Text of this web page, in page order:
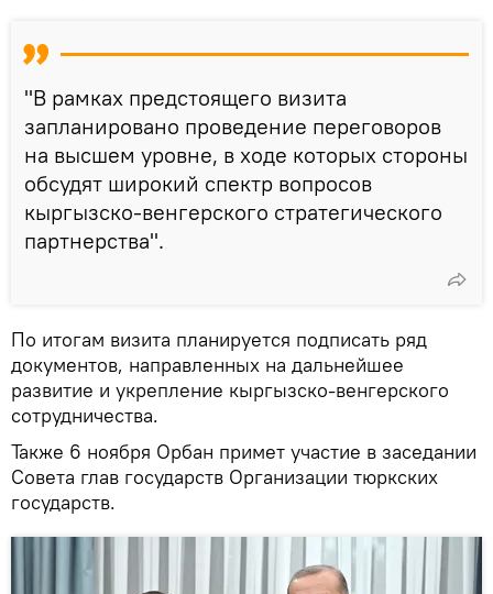
"В рамках предстоящего визита
запланировано проведение переговоров
на высшем уровне, в ходе которых стороны
обсудят широкий спектр вопросов
кыргызско-венгерского стратегического
партнерства".
По итогам визита планируется подписать ряд
документов, направленных на дальнейшее
развитие и укрепление кыргызско-венгерского
сотрудничества.
Также 6 ноября Орбан примет участие в заседании
Совета глав государств Организации тюркских
государств.